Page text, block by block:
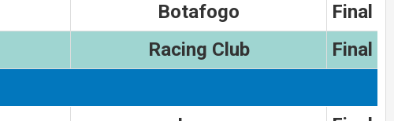
Botafogo
Final
Racing Club
Final